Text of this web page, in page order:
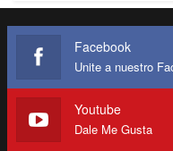
Facebook
Youtube
Dale Me Gusta